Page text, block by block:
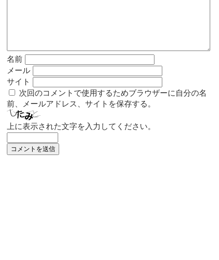
名前
メール
サイト
次回のコメントで使用するためブラウザーに自分の名
前、メールアドレス、サイトを保存する。
上に表示された文字を入力してください。